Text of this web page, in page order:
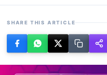
SHARE THIS ARTICLE